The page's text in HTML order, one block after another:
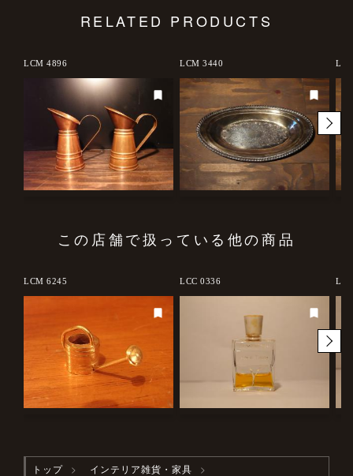
RELATED PRODUCTS
LCM 4896 LCM 3440
この店舗で扱っている他の商品
LCM 6245 LCC 0336
トップ
インテリア雑貨・家具